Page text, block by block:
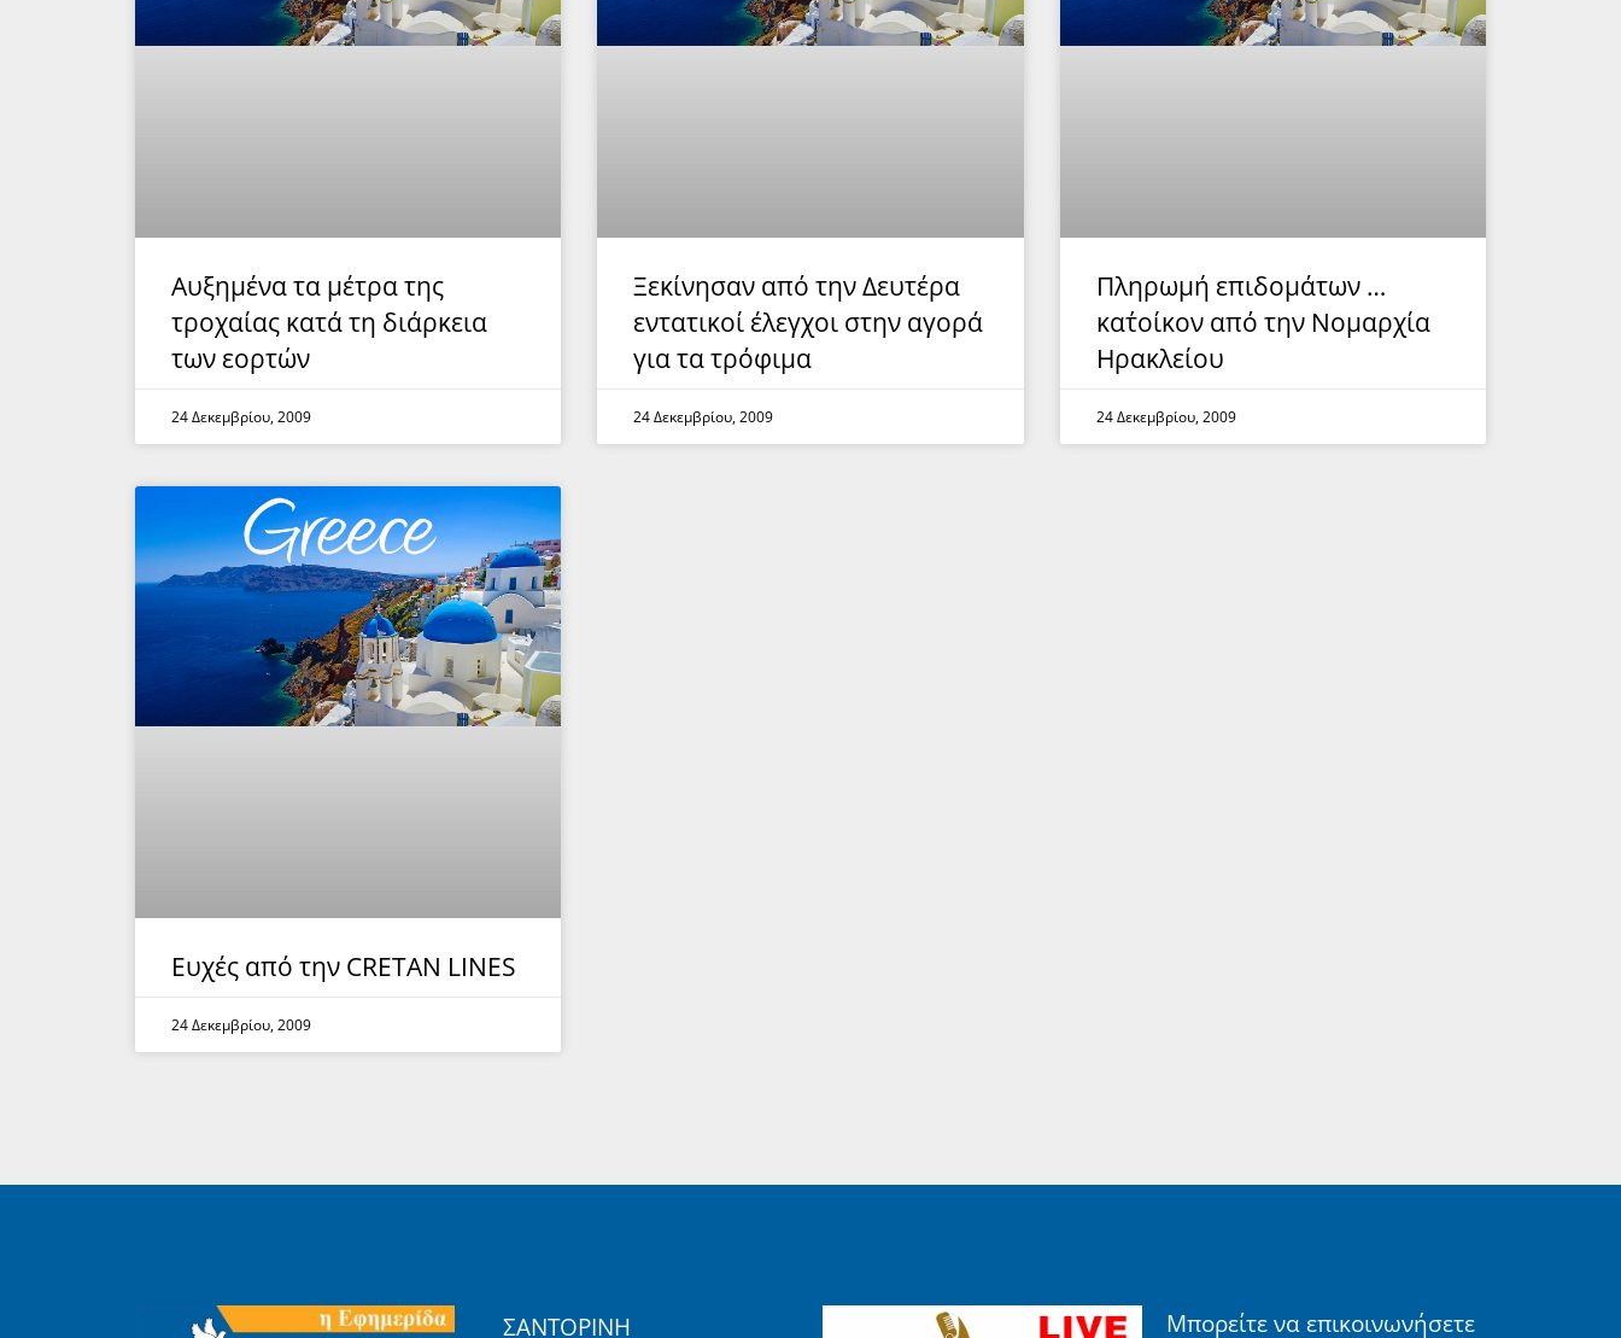
Αυξημένα τα μέτρα της
τροχαίας κατά τη διάρκεια
των εορτών
24 Δεκεμβρίου, 2009
Ξεκίνησαν από την Δευτέρα
εντατικοί έλεγχοι στην αγορά
για τα τρόφιμα
24 Δεκεμβρίου, 2009
Πληρωμή επιδομάτων …
κατ΄οίκον από την Νομαρχία
Ηρακλείου
24 Δεκεμβρίου, 2009
Ευχές από την CRETAN LINES
24 Δεκεμβρίου, 2009
ΣΑΝΤΟΡΙΝΗ Μπορείτε να επικοινωνήσετε